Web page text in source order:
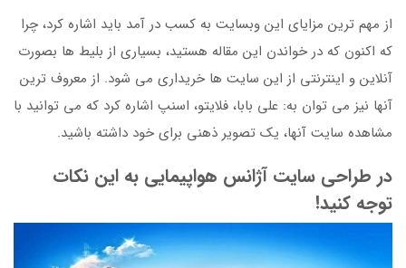
از مهم ترین مزایای این وبسایت به کسب در آمد باید اشاره کرد، چرا
که اکنون که در خواندن این مقاله هستید، بسیاری از بلیط ها بصورت
آنلاین و اینترنتی از این سایت ها خریداری می شود. از معروف ترین
آنها نیز می توان به: علی بابا، فلایتو، اسنپ اشاره کرد که می توانید با
مشاهده سایت آنها، یک تصویر ذهنی برای خود داشته باشید.
در طراحی سایت آژانس هواپیمایی به این نکات
توجه کنید!